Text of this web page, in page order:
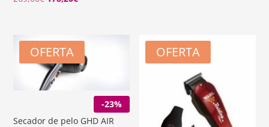
es:
178,20€.
OFERTA
-23%
Secador de pelo GHD AIR
OFERTA